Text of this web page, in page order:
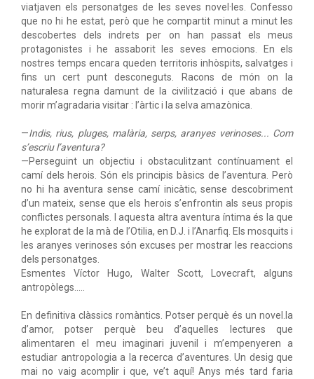
viatjaven els personatges de les seves novel·les. Confesso
que no hi he estat, però que he compartit minut a minut les
descobertes dels indrets per on han passat els meus
protagonistes i he assaborit les seves emocions. En els
nostres temps encara queden territoris inhòspits, salvatges i
fins un cert punt desconeguts. Racons de món on la
naturalesa regna damunt de la civilització i que abans de
morir m’agradaria visitar : l’àrtic i la selva amazònica.
—Indis, rius, pluges, malària, serps, aranyes verinoses... Com
s’escriu l’aventura?
—Perseguint un objectiu i obstaculitzant contínuament el
camí dels herois. Són els principis bàsics de l’aventura. Però
no hi ha aventura sense camí inicàtic, sense descobriment
d’un mateix, sense que els herois s’enfrontin als seus propis
conflictes personals. I aquesta altra aventura íntima és la que
he explorat de la mà de l’Otilia, en D.J. i l’Anarfiq. Els mosquits i
les aranyes verinoses són excuses per mostrar les reaccions
dels personatges.
Esmentes Víctor Hugo, Walter Scott, Lovecraft, alguns
antropòlegs.....
En definitiva clàssics romàntics. Potser perquè és un novel.la
d’amor, potser perquè beu d’aquelles lectures que
alimentaren el meu imaginari juvenil i m’empenyeren a
estudiar antropologia a la recerca d’aventures. Un desig que
mai no vaig acomplir i que, ve’t aquí! Anys més tard faria